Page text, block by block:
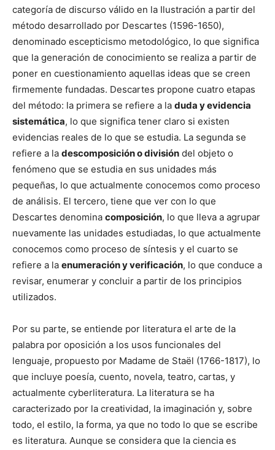
categoría de discurso válido en la Ilustración a partir del
método desarrollado por Descartes (1596-1650),
denominado escepticismo metodológico, lo que significa
que la generación de conocimiento se realiza a partir de
poner en cuestionamiento aquellas ideas que se creen
firmemente fundadas. Descartes propone cuatro etapas
del método: la primera se refiere a la duda y evidencia
sistemática, lo que significa tener claro si existen
evidencias reales de lo que se estudia. La segunda se
refiere a la descomposición o división del objeto o
fenómeno que se estudia en sus unidades más
pequeñas, lo que actualmente conocemos como proceso
de análisis. El tercero, tiene que ver con lo que
Descartes denomina composición, lo que lleva a agrupar
nuevamente las unidades estudiadas, lo que actualmente
conocemos como proceso de síntesis y el cuarto se
refiere a la enumeración y verificación, lo que conduce a
revisar, enumerar y concluir a partir de los principios
utilizados.
Por su parte, se entiende por literatura el arte de la
palabra por oposición a los usos funcionales del
lenguaje, propuesto por Madame de Staël (1766-1817), lo
que incluye poesía, cuento, novela, teatro, cartas, y
actualmente cyberliteratura. La literatura se ha
caracterizado por la creatividad, la imaginación y, sobre
todo, el estilo, la forma, ya que no todo lo que se escribe
es literatura. Aunque se considera que la ciencia es